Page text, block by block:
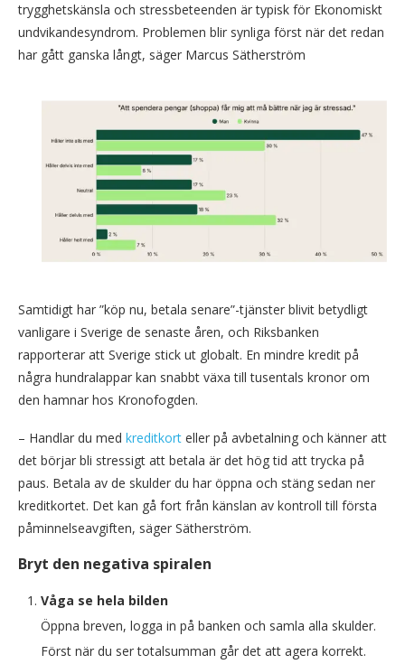
trygghetskänsla och stressbeteenden är typisk för Ekonomiskt
undvikandesyndrom. Problemen blir synliga först när det redan
har gått ganska långt, säger Marcus Sätherström
Samtidigt har ”köp nu, betala senare”-tjänster blivit betydligt
vanligare i Sverige de senaste åren, och Riksbanken
rapporterar att Sverige stick ut globalt. En mindre kredit på
några hundralappar kan snabbt växa till tusentals kronor om
den hamnar hos Kronofogden.
– Handlar du med kreditkort eller på avbetalning och känner att
det börjar bli stressigt att betala är det hög tid att trycka på
paus. Betala av de skulder du har öppna och stäng sedan ner
kreditkortet. Det kan gå fort från känslan av kontroll till första
påminnelseavgiften, säger Sätherström.
Bryt den negativa spiralen
Våga se hela bilden
Öppna breven, logga in på banken och samla alla skulder.
Först när du ser totalsumman går det att agera korrekt.